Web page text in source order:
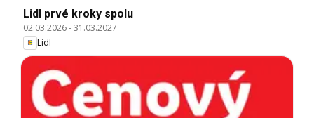
Lidl prvé kroky spolu
02.03.2026-31.03.2027
Lidl